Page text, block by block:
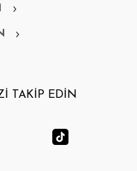
TAKİP EDİN